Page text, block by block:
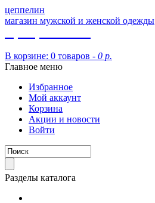
цеппелин
магазин мужской и женской одежды
В корзине: 0 товаров - 0 р.
Главное меню
Избранное
Мой аккаунт
Корзина
Акции и новости
Войти
Разделы каталога